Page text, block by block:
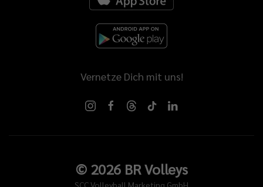
Vernetze Dich mit uns!
© 2026BR Volleys
SCC Volleyball Marketing GmbH